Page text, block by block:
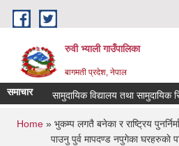
Skip to main content
रुवी भ्याली गाउँपालिका
बागमती प्रदेश, नेपाल
समाचार सामुदायिक विद्यालय तथा
You are here
Home» भुकम्प लगतै बनेका र राष्ट्रिय
पाउनु पुर्व मापदण्ड नपुगेका घरहरुकाे